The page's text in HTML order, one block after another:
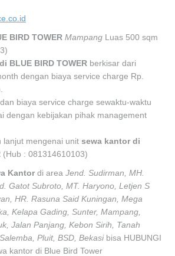
BIRD TOWER Mampang Luas 500 sqm
BLUE BIRD TOWER berkisar dari
dengan biaya service charge Rp.
biaya service charge sewaktu-waktu
dengan kebijakan pihak management
lanjut mengenai unit sewa kantor di
(Hub : 081314610103)
Kantordi area Jend. Sudirman, MH.
Gatot Subroto, MT. Haryono, Letjen S
HR. Rasuna Said Kuningan, Mega
Kelapa Gading, Sunter, Mampang,
Jalan Panjang, Kebon Sirih, Tanah
Pluit, BSD, Bekasibisa HUBUNGI
kantor di Blue Bird Tower